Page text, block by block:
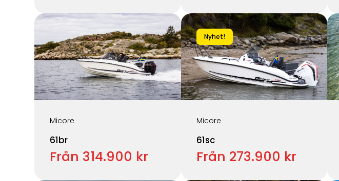
Micore
61br
Från 314.900 kr
Nyhet!
Micore
61sc
Från 273.900 kr